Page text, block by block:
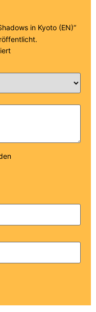
in Kyoto (EN)“